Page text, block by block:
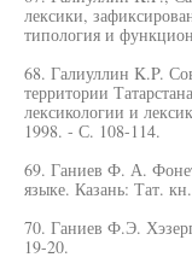
лексики,
типология и
68. Галиуллин K.P.
территории
лексикологии и
1998. - С. 108-114.
69. Ганиев Ф. А.
языке. Казань: Тат.
70. Ганиев Ф.Э.
19-20.